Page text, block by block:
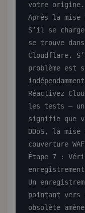
votre origine.
Après la
S’il se
se trouve
Cloudflare.
problème est
Réactivez
les tests — un
signifie que
DDoS, la mise
couverture
Étape 7 :
Un
pointant vers
obsolète